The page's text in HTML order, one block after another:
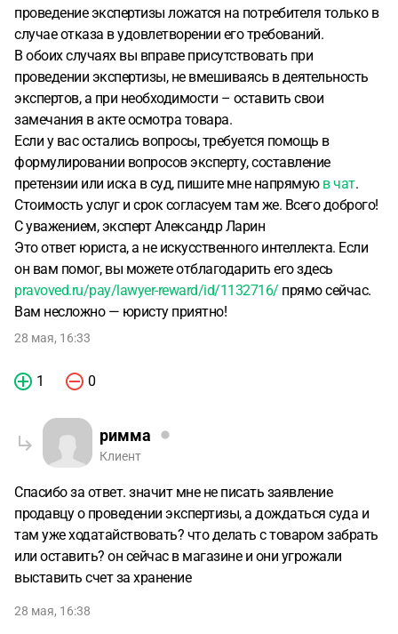
направлен. какие мои дальнейшие действия?
проведение экспертизы ложатся на потребителя только в
случае отказа в удовлетворении его требований.
В обоих случаях вы вправе присутствовать при
проведении экспертизы, не вмешиваясь в деятельность
экспертов, а при необходимости – оставить свои
замечания в акте осмотра товара.
Если у вас остались вопросы, требуется помощь в
формулировании вопросов эксперту, составление
претензии или иска в суд, пишите мне напрямую в чат.
Стоимость услуг и срок согласуем там же. Всего доброго!
С уважением, эксперт Александр Ларин
Это ответ юриста, а не искусственного интеллекта. Если
он вам помог, вы можете отблагодарить его здесь
pravoved.ru/pay/lawyer-reward/id/1132716/ прямо сейчас.
Вам несложно — юристу приятно!
28 мая, 16:33
1 0
римма
Клиент
Спасибо за ответ. значит мне не писать заявление
продавцу о проведении экспертизы, а дождаться суда и
там уже ходатайствовать? что делать с товаром забрать
или оставить? он сейчас в магазине и они угрожали
выставить счет за хранение
28 мая, 16:38